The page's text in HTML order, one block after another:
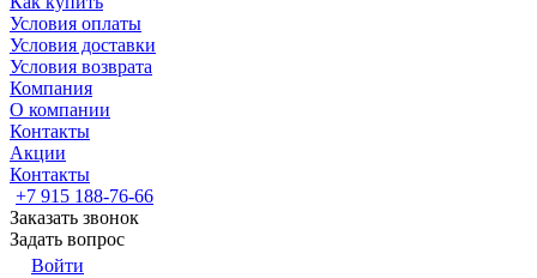
Условия оплаты
Условия доставки
Условия возврата
Компания
О компании
Контакты
Акции
Контакты
+7 915 188-76-66
Заказать звонок
Задать вопрос
Войти